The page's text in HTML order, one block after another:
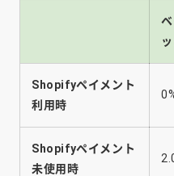
Shopifyペイメント
利用時
Shopifyペイメント
未使用時